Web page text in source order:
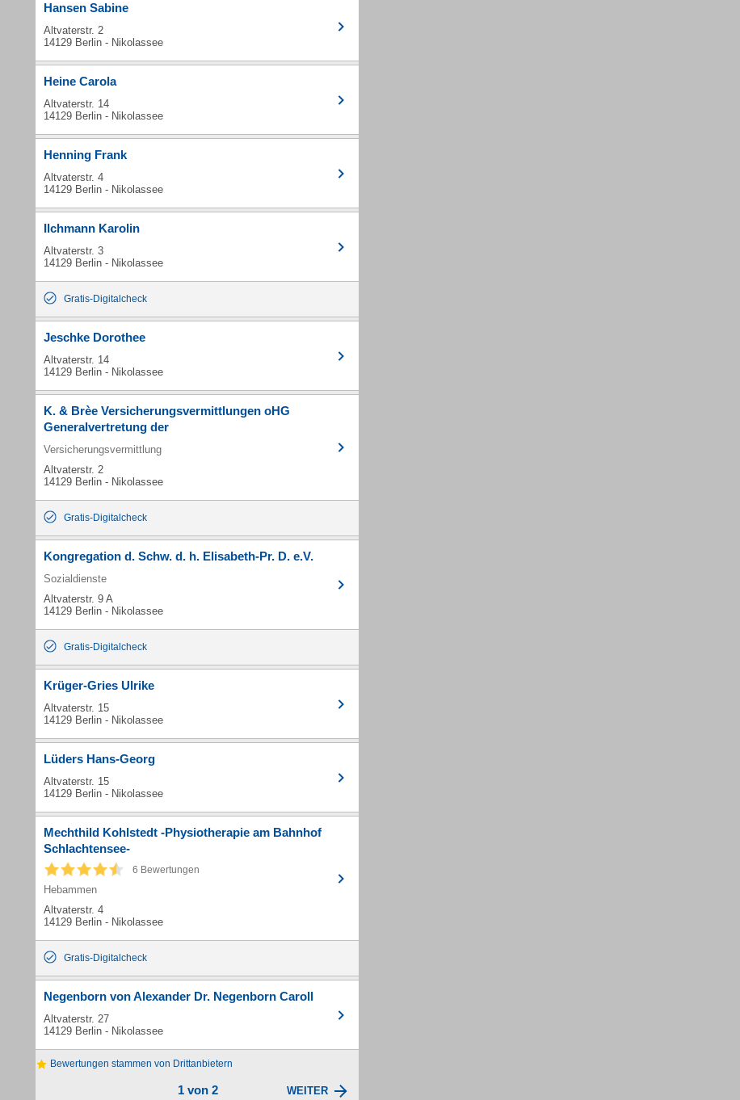
Hansen Sabine
Altvaterstr. 2
14129 Berlin - Nikolassee
Heine Carola
Altvaterstr. 14
14129 Berlin - Nikolassee
Henning Frank
Altvaterstr. 4
14129 Berlin - Nikolassee
Ilchmann Karolin
Altvaterstr. 3
14129 Berlin - Nikolassee
Gratis-Digitalcheck
Jeschke Dorothee
Altvaterstr. 14
14129 Berlin - Nikolassee
K. & Brèe Versicherungsvermittlungen oHG
Generalvertretung der
Versicherungsvermittlung
Altvaterstr. 2
14129 Berlin - Nikolassee
Gratis-Digitalcheck
Kongregation d. Schw. d. h. Elisabeth-Pr. D. e.V.
Sozialdienste
Altvaterstr. 9 A
14129 Berlin - Nikolassee
Gratis-Digitalcheck
Krüger-Gries Ulrike
Altvaterstr. 15
14129 Berlin - Nikolassee
Lüders Hans-Georg
Altvaterstr. 15
14129 Berlin - Nikolassee
Mechthild Kohlstedt -Physiotherapie am Bahnhof
Schlachtensee-
6 Bewertungen
Hebammen
Altvaterstr. 4
14129 Berlin - Nikolassee
Gratis-Digitalcheck
Negenborn von Alexander Dr. Negenborn Caroll
Altvaterstr. 27
14129 Berlin - Nikolassee
Bewertungen stammen von Drittanbietern
1 von 2 WEITER